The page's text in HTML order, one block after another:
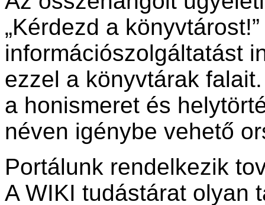
„Kérdezd a
információszolgáltatást
ezzel a könyvtárak
a honismeret és
néven igénybe vehető
Portálunk rendelkezik
A WIKI tudástárat olyan